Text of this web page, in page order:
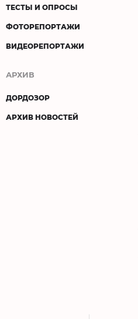
ТЕСТЫ И ОПРОСЫ
ФОТОРЕПОРТАЖИ
ВИДЕОРЕПОРТАЖИ
АРХИВ
ДОРДОЗОР
АРХИВ НОВОСТЕЙ